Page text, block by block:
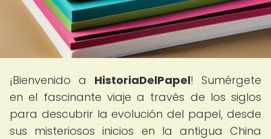
¡Bienvenido a HistoriaDelPapel! Sumérgete
en el fascinante viaje a través de los siglos
para descubrir la evolución del papel, desde
sus misteriosos inicios en la antigua China